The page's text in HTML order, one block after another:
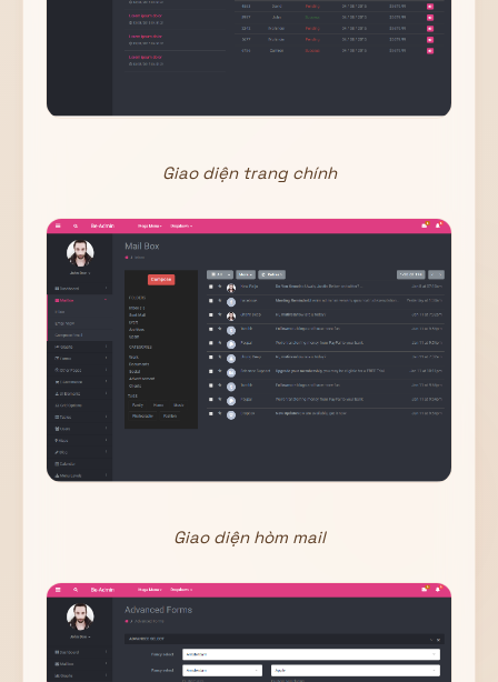
Giao diện trang chính
Giao diện hòm mail